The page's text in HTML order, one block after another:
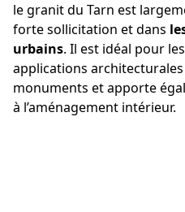
le granit du Tarn est
forte sollicitation et dans
urbains. Il est idéal pour
applications architecturales
monuments et apporte
à l’aménagement intérieur.